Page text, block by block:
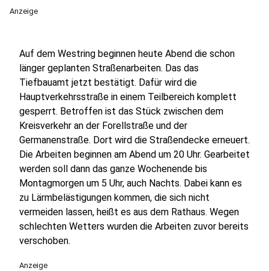
Anzeige
Auf dem Westring beginnen heute Abend die schon
länger geplanten Straßenarbeiten. Das das
Tiefbauamt jetzt bestätigt. Dafür wird die
Hauptverkehrsstraße in einem Teilbereich komplett
gesperrt. Betroffen ist das Stück zwischen dem
Kreisverkehr an der Forellstraße und der
Germanenstraße. Dort wird die Straßendecke erneuert.
Die Arbeiten beginnen am Abend um 20 Uhr. Gearbeitet
werden soll dann das ganze Wochenende bis
Montagmorgen um 5 Uhr, auch Nachts. Dabei kann es
zu Lärmbelästigungen kommen, die sich nicht
vermeiden lassen, heißt es aus dem Rathaus. Wegen
schlechten Wetters wurden die Arbeiten zuvor bereits
verschoben.
Anzeige